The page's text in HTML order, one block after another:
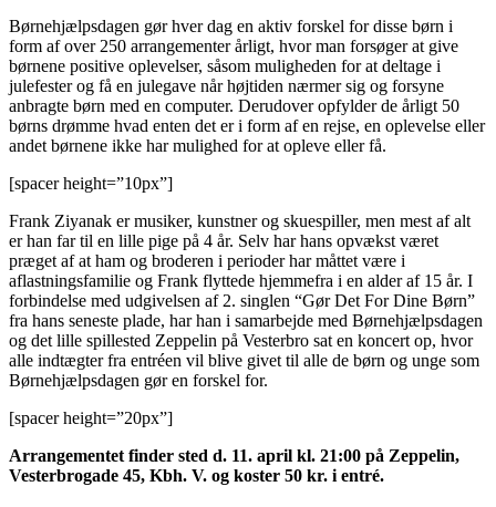
Børnehjælpsdagen gør hver dag en aktiv forskel for disse børn i
form af over 250 arrangementer årligt, hvor man forsøger at give
børnene positive oplevelser, såsom muligheden for at deltage i
julefester og få en julegave når højtiden nærmer sig og forsyne
anbragte børn med en computer. Derudover opfylder de årligt 50
børns drømme hvad enten det er i form af en rejse, en oplevelse eller
andet børnene ikke har mulighed for at opleve eller få.
[spacer height=”10px”]
Frank Ziyanak er musiker, kunstner og skuespiller, men mest af alt
er han far til en lille pige på 4 år. Selv har hans opvækst været
præget af at ham og broderen i perioder har måttet være i
aflastningsfamilie og Frank flyttede hjemmefra i en alder af 15 år. I
forbindelse med udgivelsen af 2. singlen “Gør Det For Dine Børn”
fra hans seneste plade, har han i samarbejde med Børnehjælpsdagen
og det lille spillested Zeppelin på Vesterbro sat en koncert op, hvor
alle indtægter fra entréen vil blive givet til alle de børn og unge som
Børnehjælpsdagen gør en forskel for.
[spacer height=”20px”]
Arrangementet finder sted d. 11. april kl. 21:00 på Zeppelin,
Vesterbrogade 45, Kbh. V. og koster 50 kr. i entré.